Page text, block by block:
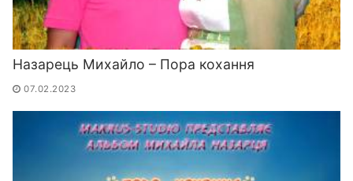
Назарець Михайло – Пора кохання
07.02.2023